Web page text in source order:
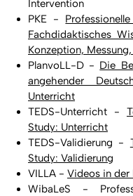
Intervention
PKE -
Fachdidaktisches
Konzeption,
PlanvoLL-D - Die
angehender
Unterricht
TEDS-Unterricht -
Study: Unterricht
TEDS-Validierung -
Study: Validierung
VILLA - Videos in der
WibaLeS -